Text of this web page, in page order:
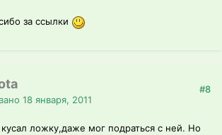
за ссылки
18 января, 2011
#8
ложку,даже мог подраться с ней. Но